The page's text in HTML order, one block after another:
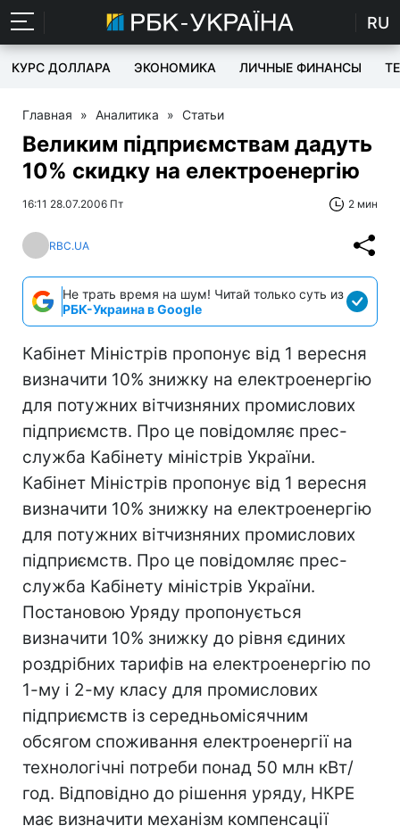
RU
КУРС ДОЛЛАРА ЭКОНОМИКА ЛИЧНЫЕ ФИНАНСЫ
Главная » Аналитика » Статьи
Великим підприємствам дадуть
10% скидку на електроенергію
16:11 28.07.2006 Пт 2 мин
RBC.UA
Не трать время на шум! Читай только суть из
РБК-Украина в Google
Кабінет Міністрів пропонує від 1 вересня
визначити 10% знижку на електроенергію
для потужних вітчизняних промислових
підприємств. Про це повідомляє прес-
служба Кабінету міністрів України.
Кабінет Міністрів пропонує від 1 вересня
визначити 10% знижку на електроенергію
для потужних вітчизняних промислових
підприємств. Про це повідомляє прес-
служба Кабінету міністрів України.
Постановою Уряду пропонується
визначити 10% знижку до рівня єдиних
роздрібних тарифів на електроенергію по
1-му і 2-му класу для промислових
підприємств із середньомісячним
обсягом споживання електроенергії на
технологічні потреби понад 50 млн кВт/
год. Відповідно до рішення уряду, НКРЕ
має визначити механізм компенсації